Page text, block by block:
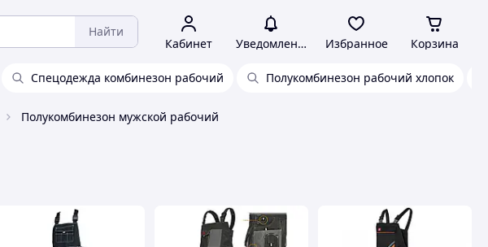
Найти
Кабинет Уведомления Избранное Корзина
Спецодежда комбинезон рабочий Полукомбинезон рабочий хлопок
Полукомбинезон мужской рабочий